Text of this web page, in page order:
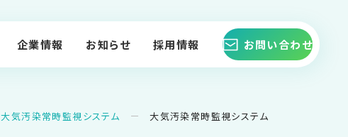
企業情報 お知らせ 採用情報 お問い合わせ
大気汚染常時監視システム 大気汚染常時監視システム